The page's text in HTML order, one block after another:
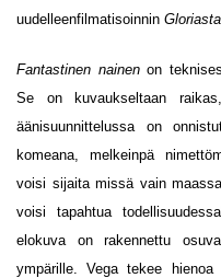
uudelleenfilmatisoinnin
Fantastinen nainenon
Se on kuvaukseltaan
äänisuunnittelussa on
komeana, melkeinpä
voisi sijaita missä vain
voisi tapahtua
elokuva on rakennettu
ympärille. Vega tekee